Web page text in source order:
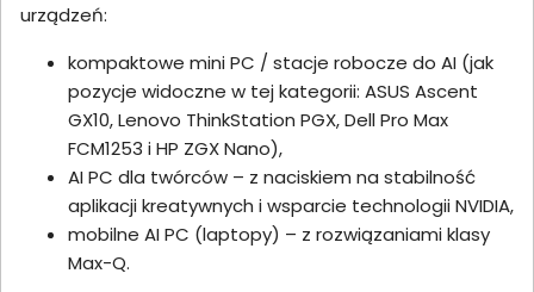
urządzeń:
kompaktowe mini PC / stacje robocze do AI (jak
pozycje widoczne w tej kategorii: ASUS Ascent
GX10, Lenovo ThinkStation PGX, Dell Pro Max
FCM1253 i HP ZGX Nano),
AI PC dla twórców – z naciskiem na stabilność
aplikacji kreatywnych i wsparcie technologii NVIDIA,
mobilne AI PC (laptopy) – z rozwiązaniami klasy
Max-Q.